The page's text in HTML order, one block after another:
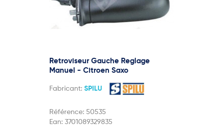
Retroviseur Gauche Reglage
Manuel - Citroen Saxo
Fabricant: SPILU
Référence: 50535
Ean: 3701089329835